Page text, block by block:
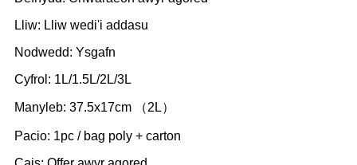
Lliw: Lliw wedi'i addasu
Nodwedd: Ysgafn
Cyfrol: 1L/1.5L/2L/3L
Manyleb: 37.5x17cm （2L）
Pacio: 1pc / bag poly + carton